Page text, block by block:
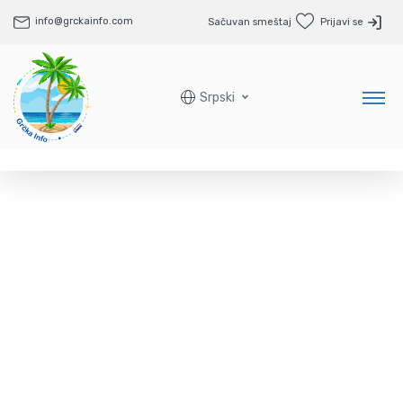
info@grckainfo.com Sačuvan smeštaj Prijavi se
Srpski